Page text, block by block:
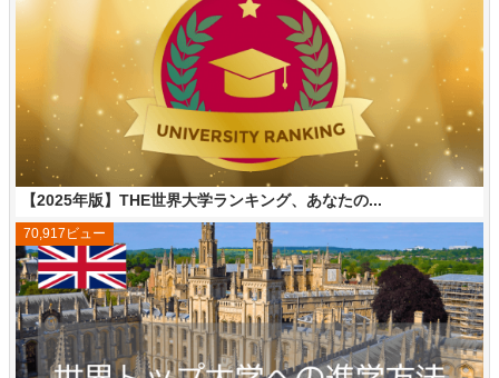
【2025年版】THE世界大学ランキング、あなたの...
70,917ビュー